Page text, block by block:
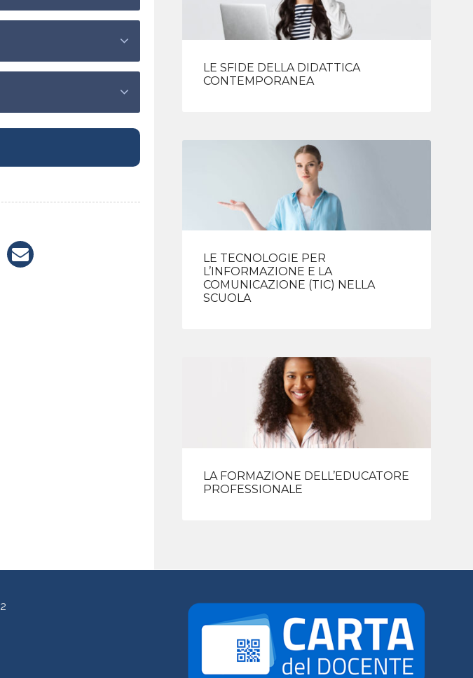
LE SFIDE DELLA DIDATTICA
CONTEMPORANEA
LE TECNOLOGIE PER
L’INFORMAZIONE E LA
COMUNICAZIONE (TIC) NELLA
SCUOLA
LA FORMAZIONE DELL’EDUCATORE
PROFESSIONALE